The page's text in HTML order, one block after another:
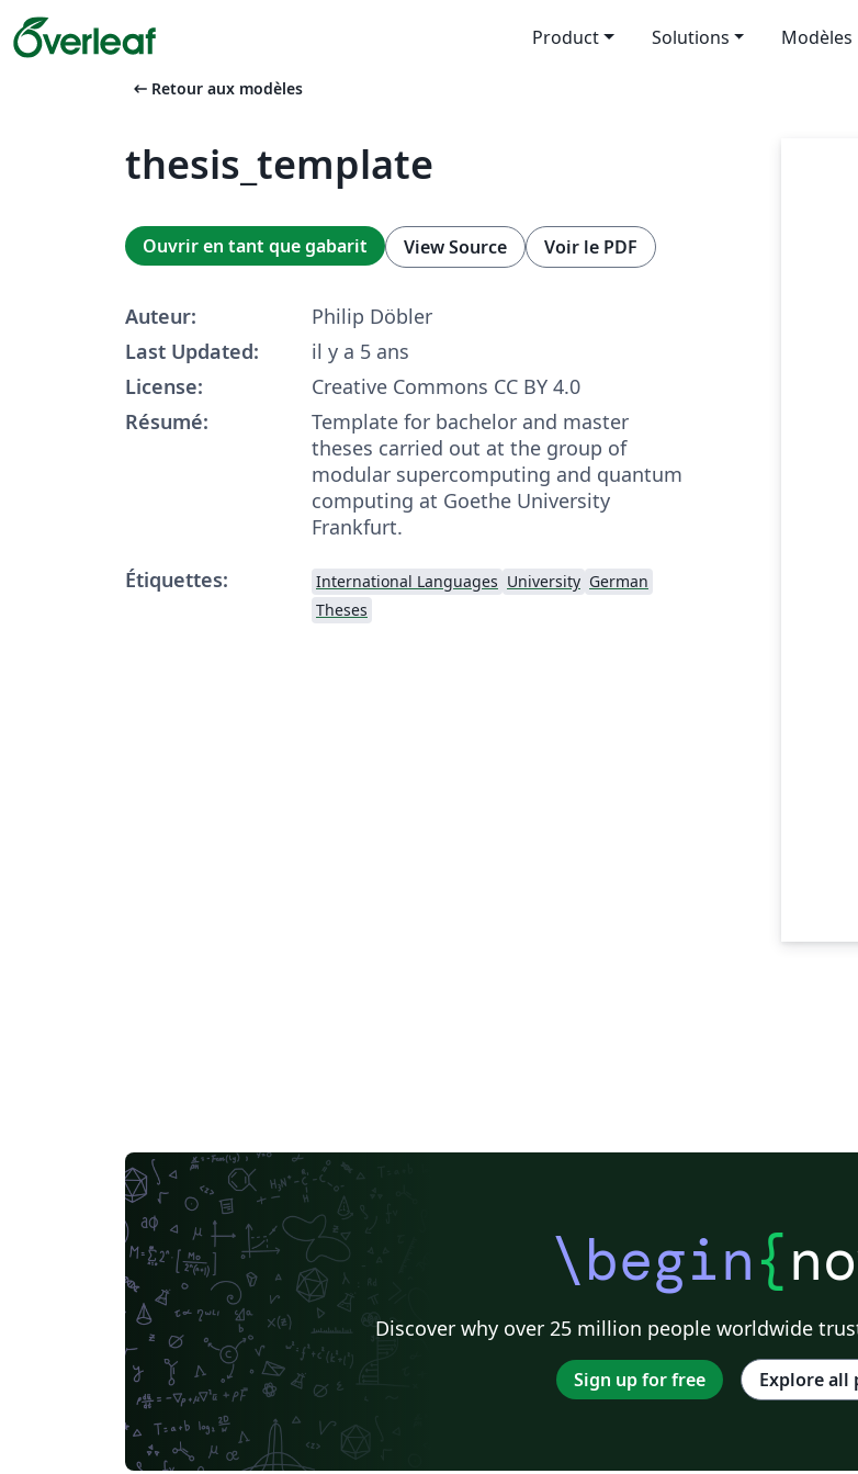
Product Solutions Modèles
arrow_left_alt Retour aux modèles
thesis_template
Ouvrir en tant que gabarit View Source Voir le PDF
Auteur:
Philip Döbler
Last Updated:
il y a 5 ans
License:
Creative Commons CC BY 4.0
Résumé:
Template for bachelor and master
theses carried out at the group of
modular supercomputing and quantum
computing at Goethe University
Frankfurt.
Étiquettes:
International Languages University German
Theses
\begin{
Discover why over 25 million people worldwide
Sign up for free Explore all